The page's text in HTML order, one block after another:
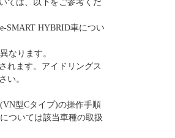
ては、以下をご参考くだ
SMART HYBRID車につい
なります。
れます。アイドリングス
い。
型Cタイプ)の操作手順
ついては該当車種の取扱